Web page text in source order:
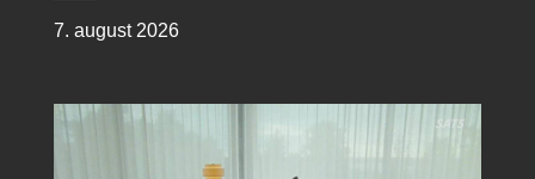
7. august 2026